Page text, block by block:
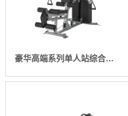
豪华高端系列单人站综合训练器 SH-G6501